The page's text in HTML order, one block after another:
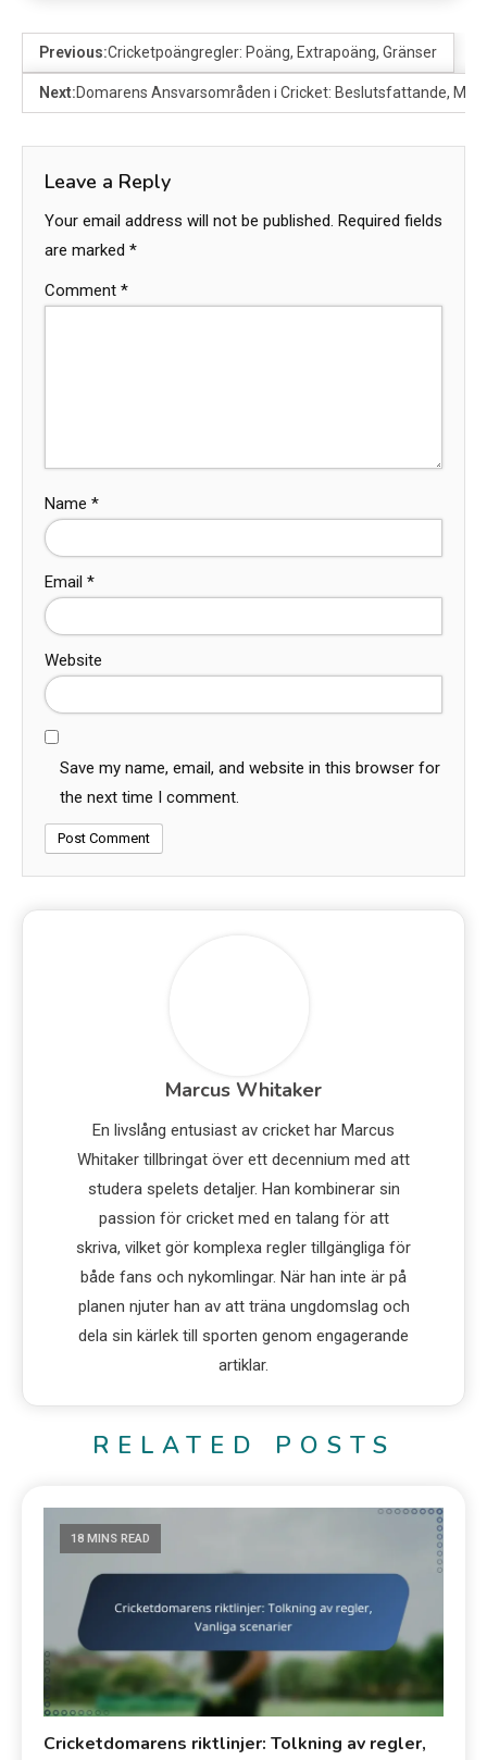
Previous:Cricketpoängregler: Poäng, Extrapoäng, Gränser
Next:Domarens Ansvarsområden i Cricket: Beslutsfattande,
Leave a Reply
Your email address will not be published. Required fields
are marked *
Comment *
Name *
Email *
Website
Save my name, email, and website in this browser for
the next time I comment.
Marcus Whitaker
En livslång entusiast av cricket har Marcus
Whitaker tillbringat över ett decennium med att
studera spelets detaljer. Han kombinerar sin
passion för cricket med en talang för att
skriva, vilket gör komplexa regler tillgängliga för
både fans och nykomlingar. När han inte är på
planen njuter han av att träna ungdomslag och
dela sin kärlek till sporten genom engagerande
artiklar.
RELATED POSTS
18 MINS READ
Cricketdomarens riktlinjer: Tolkning av regler,